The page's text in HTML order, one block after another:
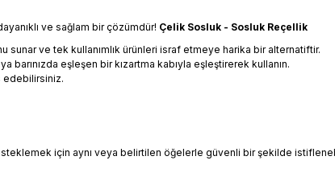
ve sağlam bir çözümdür! Çelik Sosluk - Sosluk Reçellik
ve tek kullanımlık ürünleri israf etmeye harika bir alternatiftir.
barınızda eşleşen bir kızartma kabıyla eşleştirerek kullanın.
edebilirsiniz.
için aynı veya belirtilen öğelerle güvenli bir şekilde